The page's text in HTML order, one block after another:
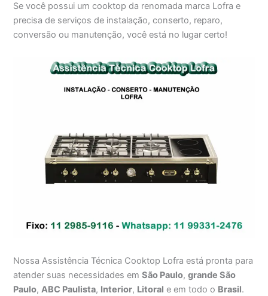
Se você possui um cooktop da renomada marca Lofra e
precisa de serviços de instalação, conserto, reparo,
conversão ou manutenção, você está no lugar certo!
Nossa Assistência Técnica Cooktop Lofra está pronta para
atender suas necessidades emSão Paulo,grande São
Paulo,ABC Paulista, Interior, Litoral e em todo o Brasil.